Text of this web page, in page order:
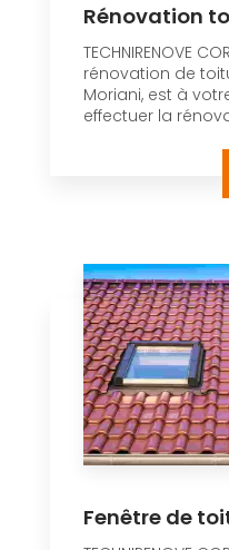
Rénovation
TECHNIRENOVE
rénovation de
Moriani, est à
effectuer la
Fenêtre de